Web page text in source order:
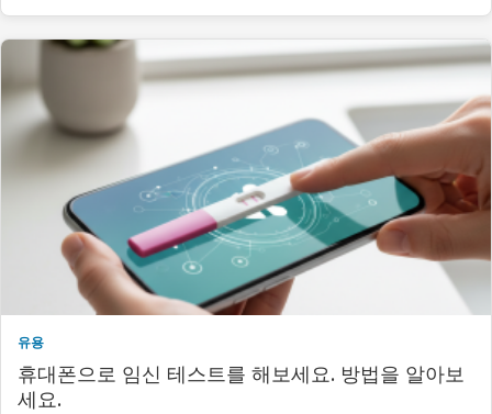
유용
휴대폰으로 임신 테스트를 해보세요. 방법을 알아보
세요.